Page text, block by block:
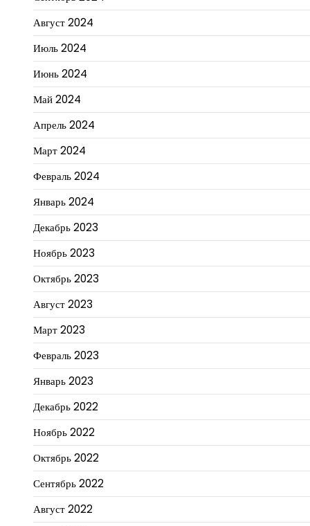
Август 2024
Июль 2024
Июнь 2024
Май 2024
Апрель 2024
Март 2024
Февраль 2024
Январь 2024
Декабрь 2023
Ноябрь 2023
Октябрь 2023
Август 2023
Март 2023
Февраль 2023
Январь 2023
Декабрь 2022
Ноябрь 2022
Октябрь 2022
Сентябрь 2022
Август 2022